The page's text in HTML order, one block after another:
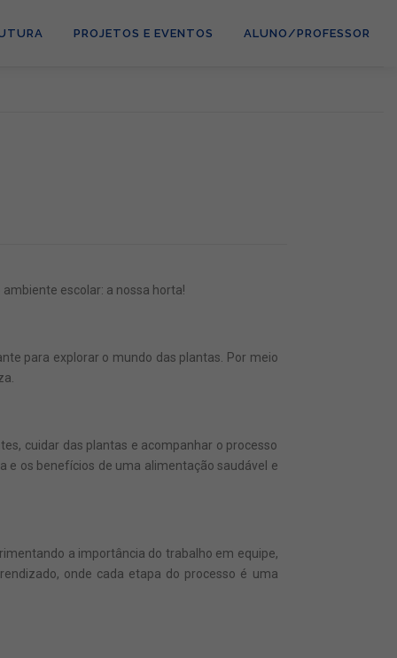
PROJETOS E EVENTOS ALUNO/PROFESSOR
escolar: a nossa horta!
para explorar o mundo das plantas. Por meio
cuidar das plantas e acompanhar o processo
e os benefícios de uma alimentação saudável e
a importância do trabalho em equipe,
onde cada etapa do processo é uma